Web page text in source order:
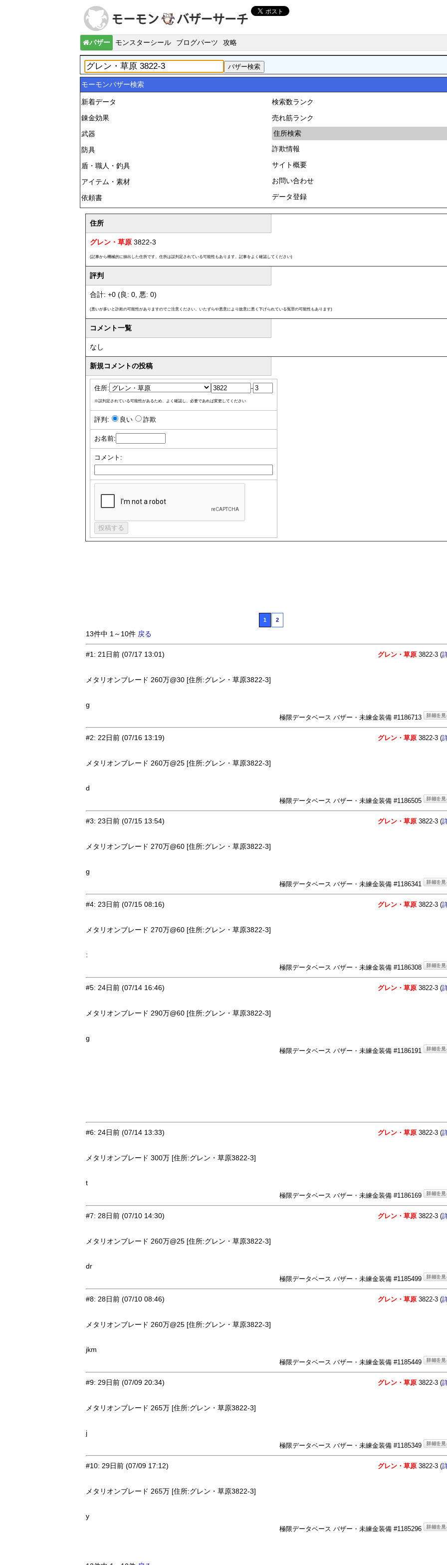
バザー モンスターシール ブログパーツ 攻略
モーモンバザー検索
新着データ
錬金効果
武器
防具
盾・職人・釣具
アイテム・素材
依頼書
検索数ランク
売れ筋ランク
住所検索
詐欺情報
サイト概要
お問い合わせ
データ登録
住所
グレン・草原 3822-3
(記事から機械的に抽出した住所です。住所は誤判定されている可能性もあります。記事をよく確認してください)
評判
合計: +0 (良: 0, 悪: 0)
(悪いが多いと詐欺の可能性がありますのでご注意ください。いたずらや悪意により故意に悪く下げられている冤罪の可能性もあります)
コメント一覧
なし
新規コメントの投稿
住所: -
※誤判定されている可能性があるため、よく確認し、必要であれば変更してください
評判: 良い 詐欺
お名前:
コメント:
1 2
13件中 1～10件 戻る
#1: 21日前 (07/17 13:01) グレン・草原 3822-3 (
メタリオンブレード 260万@30 [住所:グレン・草原3822-3]
g
極限データベース バザー・未練金装備 #1186713
#2: 22日前 (07/16 13:19) グレン・草原 3822-3 (
メタリオンブレード 260万@25 [住所:グレン・草原3822-3]
d
極限データベース バザー・未練金装備 #1186505
#3: 23日前 (07/15 13:54) グレン・草原 3822-3 (
メタリオンブレード 270万@60 [住所:グレン・草原3822-3]
g
極限データベース バザー・未練金装備 #1186341
#4: 23日前 (07/15 08:16) グレン・草原 3822-3 (
メタリオンブレード 270万@60 [住所:グレン・草原3822-3]
:
極限データベース バザー・未練金装備 #1186308
#5: 24日前 (07/14 16:46) グレン・草原 3822-3 (
メタリオンブレード 290万@60 [住所:グレン・草原3822-3]
g
極限データベース バザー・未練金装備 #1186191
#6: 24日前 (07/14 13:33) グレン・草原 3822-3 (
メタリオンブレード 300万 [住所:グレン・草原3822-3]
t
極限データベース バザー・未練金装備 #1186169
#7: 28日前 (07/10 14:30) グレン・草原 3822-3 (
メタリオンブレード 260万@25 [住所:グレン・草原3822-3]
dr
極限データベース バザー・未練金装備 #1185499
#8: 28日前 (07/10 08:46) グレン・草原 3822-3 (
メタリオンブレード 260万@25 [住所:グレン・草原3822-3]
jkm
極限データベース バザー・未練金装備 #1185449
#9: 29日前 (07/09 20:34) グレン・草原 3822-3 (
メタリオンブレード 265万 [住所:グレン・草原3822-3]
j
極限データベース バザー・未練金装備 #1185349
#10: 29日前 (07/09 17:12) グレン・草原 3822-3 (
メタリオンブレード 265万 [住所:グレン・草原3822-3]
y
極限データベース バザー・未練金装備 #1185296